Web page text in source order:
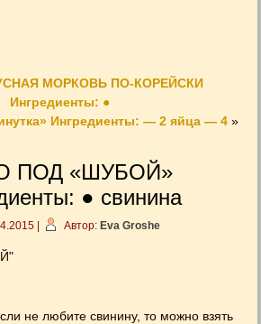
МОРКОВЬ ПО-КОРЕЙСКИ
Ингредиенты: ●
Ингредиенты: — 2 яйца — 4»
ПОД «ШУБОЙ»
● свинина
Автор: Eva Groshe
не любите свинину, то можно взять